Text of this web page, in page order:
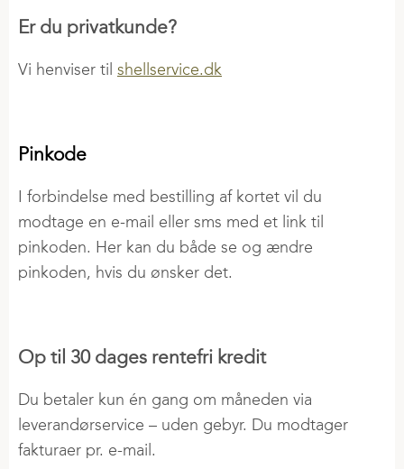
Fasaner
Ænder og gæs
Kvalitet af sojaskrå
VLOG-segmentet
Handel i 2 Trin
Raps
Grower's Finest
Handel i 2 Trin
FAGLIG VIDEN
Fokus på Marken
DLG Innovation
Egeskov Innovationsmark
Nyheder
Vores historie
Ledige stillinger
Rekrutteringsproces
Praktik
Elev & lærling
Sales Trainee
Er du privatkunde?
Vi henviser til shellservice.dk
Pinkode
I forbindelse med bestilling af kortet vil du
modtage en e-mail eller sms med et link til
pinkoden. Her kan du både se og ændre
pinkoden, hvis du ønsker det.
Op til 30 dages rentefri kredit
Du betaler kun én gang om måneden via
leverandørservice – uden gebyr. Du modtager
fakturaer pr. e-mail.